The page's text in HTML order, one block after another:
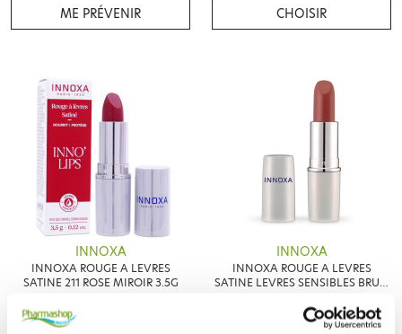
ME PRÉVENIR CHOISIR
INNOXA
INNOXA ROUGE A LEVRES
SATINE 211 ROSE MIROIR 3.5G
INNOXA
INNOXA ROUGE A LEVRES
SATINE LEVRES SENSIBLES BRUN
14,88 €